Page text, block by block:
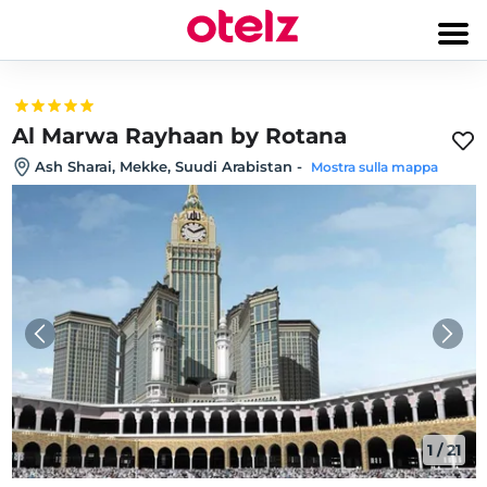
Al Marwa Rayhaan by Rotana
Ash Sharai, Mekke, Suudi Arabistan - Mostra sulla mappa
1 /21